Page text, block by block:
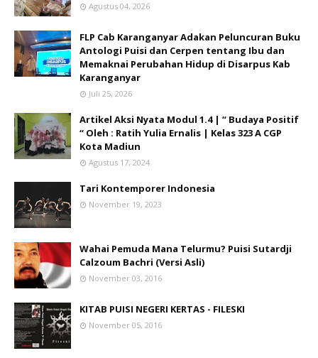
Agustus 04, 2026
FLP Cab Karanganyar Adakan Peluncuran Buku
Antologi Puisi dan Cerpen tentang Ibu dan
Memaknai Perubahan Hidup di Disarpus Kab
Karanganyar
Juli 25, 2026
Artikel Aksi Nyata Modul 1.4 | “ Budaya Positif
“ Oleh : Ratih Yulia Ernalis | Kelas 323 A CGP
Kota Madiun
Agustus 17, 2024
Tari Kontemporer Indonesia
November 19, 2023
Wahai Pemuda Mana Telurmu? Puisi Sutardji
Calzoum Bachri (Versi Asli)
November 03, 2016
KITAB PUISI NEGERI KERTAS - FILESKI
November 05, 2016